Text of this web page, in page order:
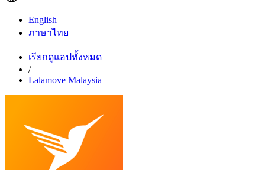
English
ภาษาไทย
เรียกดูแอปทั้งหมด
/
Lalamove Malaysia